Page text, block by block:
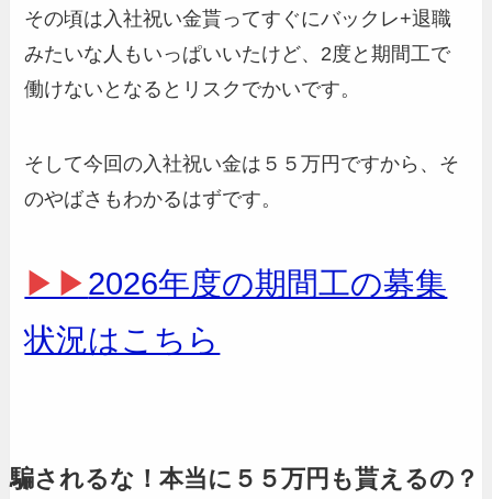
その頃は入社祝い金貰ってすぐにバックレ+退職
みたいな人もいっぱいいたけど、2度と期間工で
働けないとなるとリスクでかいです。
そして今回の入社祝い金は５５万円ですから、そ
のやばさもわかるはずです。
▶▶2026年度の期間工の募集
状況はこちら
騙されるな！本当に５５万円も貰えるの？